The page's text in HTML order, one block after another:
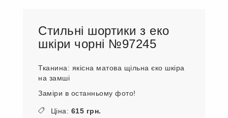
Стильні шортики з еко
шкіри чорні №97245
Тканина: якісна матова щільна єко шкіра
на замші
Заміри в останньому фото!
Ціна: 615 грн.